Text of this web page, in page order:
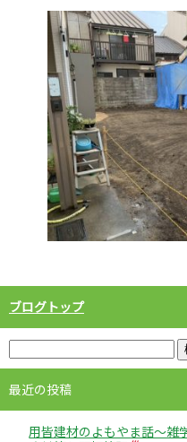
ブログトップ
最近の投稿
用皆建材のよもやま話～雑